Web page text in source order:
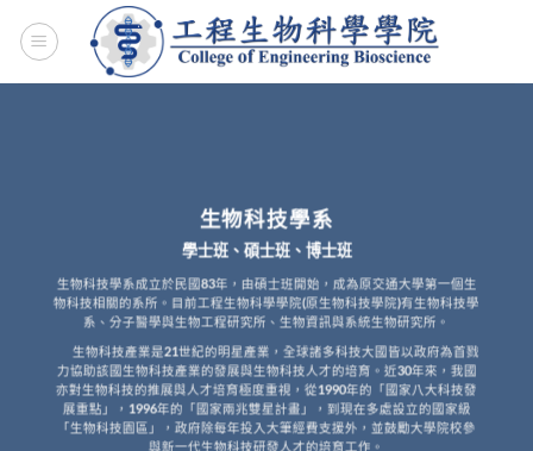
生物科技學系
學士班、碩士班、博士班
生物科技學系成立於民國83年，由碩士班開始，成為原交通大學第一個生
物科技相關的系所。目前工程生物科學學院(原生物科技學院)有生物科技學
系、分子醫學與生物工程研究所、生物資訊與系統生物研究所。
生物科技產業是21世紀的明星產業，全球諸多科技大國皆以政府為首戮
力協助該國生物科技產業的發展與生物科技人才的培育。近30年來，我國
亦對生物科技的推展與人才培育極度重視，從1990年的「國家八大科技發
展重點」，1996年的「國家兩兆雙星計畫」，到現在多處設立的國家級
「生物科技園區」，政府除每年投入大筆經費支援外，並鼓勵大學院校參
與新一代生物科技研發人才的培育工作。